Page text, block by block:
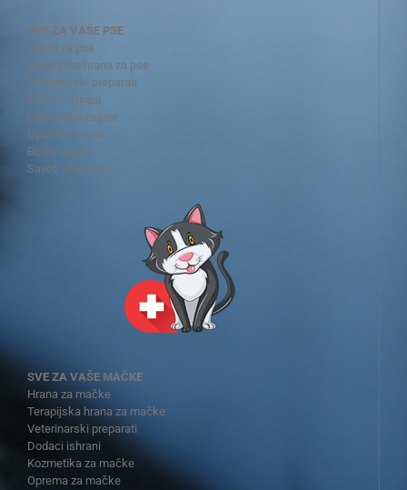
SVE ZA VAŠE PSE
Hrana za pse
Terapijska hrana za pse
Veterinarski preparati
Dodaci ishrani
Kozmetika za pse
Oprema za pse
Bolesti pasa
Saveti veterinara
SVE ZA VAŠE MAČKE
Hrana za mačke
Terapijska hrana za mačke
Veterinarski preparati
Dodaci ishrani
Kozmetika za mačke
Oprema za mačke